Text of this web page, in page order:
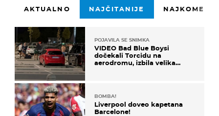
AKTUALNO NAJČITANIJE
POJAVILA SE SNIMKA
VIDEO Bad Blue Boysi
dočekali Torcidu na
aerodromu, izbila velika
BOMBA!
Liverpool doveo kapetana
Barcelone!